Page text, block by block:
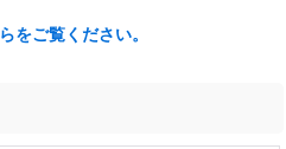
をご覧ください。